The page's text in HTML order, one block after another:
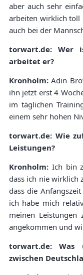
aber auch sehr
arbeiten wirklich toll
auch bei der
torwart.de: Wer
arbeitet er?
Kronholm: Adin
ihn jetzt erst 4
im täglichen
einem sehr hohen
torwart.de: Wie
Leistungen?
Kronholm: Ich bin
dass ich nie wirklich
dass die
ich habe mich
meinen
angekommen und
torwart.de: Was
zwischen